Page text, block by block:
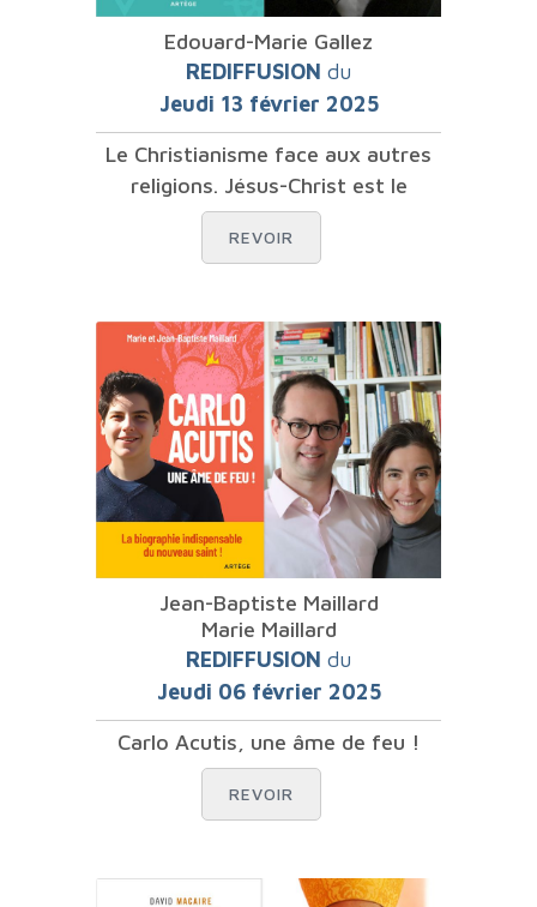
Edouard-Marie Gallez
REDIFFUSION du
Jeudi 13 février 2025
Le Christianisme face aux autres
religions. Jésus-Christ est le
REVOIR
Jean-Baptiste Maillard
Marie Maillard
REDIFFUSION du
Jeudi 06 février 2025
Carlo Acutis, une âme de feu !
REVOIR